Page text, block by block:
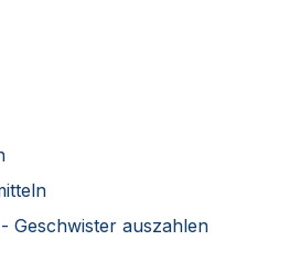
Geschwister auszahlen